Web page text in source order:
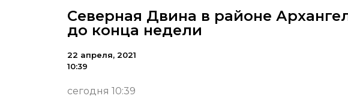
Северная Двина в районе
до конца недели
22 апреля, 2021
10:39
сегодня 10:39